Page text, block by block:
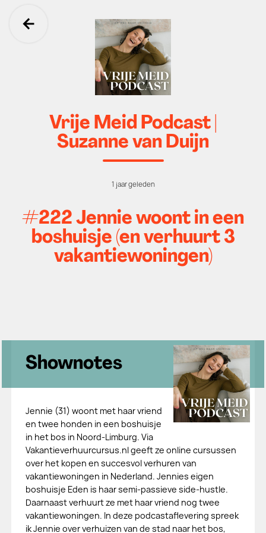
Ga terug
Vrije Meid Podcast |
Suzanne van Duijn
1 jaar geleden
#222 Jennie woont in een
boshuisje (en verhuurt 3
vakantiewoningen)
Shownotes
Jennie (31) woont met haar vriend
en twee honden in een boshuisje
in het bos in Noord-Limburg. Via
Vakantieverhuurcursus.nl geeft ze online cursussen
over het kopen en succesvol verhuren van
vakantiewoningen in Nederland. Jennies eigen
boshuisje Eden is haar semi-passieve side-hustle.
Daarnaast verhuurt ze met haar vriend nog twee
vakantiewoningen. In deze podcastaflevering spreek
ik Jennie over verhuizen van de stad naar het bos,